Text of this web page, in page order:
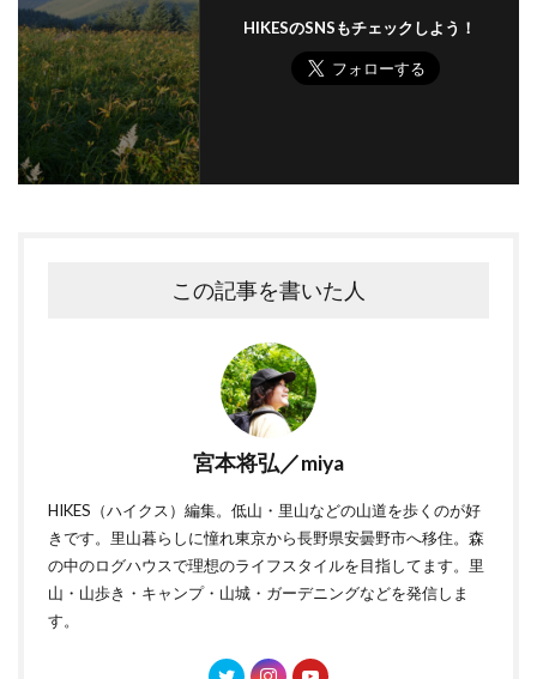
HIKESのSNSもチェックしよう！
この記事を書いた人
宮本将弘／miya
HIKES（ハイクス）編集。低山・里山などの山道を歩くのが好
きです。里山暮らしに憧れ東京から長野県安曇野市へ移住。森
の中のログハウスで理想のライフスタイルを目指してます。里
山・山歩き・キャンプ・山城・ガーデニングなどを発信しま
す。